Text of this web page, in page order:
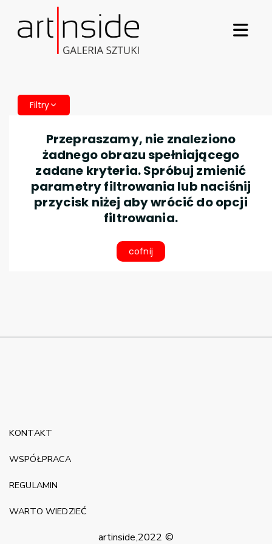
Filtry
Przepraszamy, nie znaleziono
żadnego obrazu spełniającego
zadane kryteria. Spróbuj zmienić
parametry filtrowania lub naciśnij
przycisk niżej aby wrócić do opcji
filtrowania.
cofnij
artinside,2022 ©
KONTAKT
WSPÓŁPRACA
REGULAMIN
WARTO WIEDZIEĆ